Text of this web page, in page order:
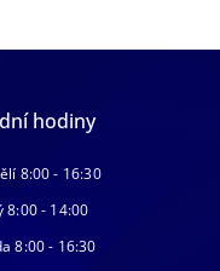
hodiny
8:00 - 16:30
8:00 - 14:00
8:00 - 16:30